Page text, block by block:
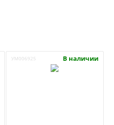
УМ006925 В наличии